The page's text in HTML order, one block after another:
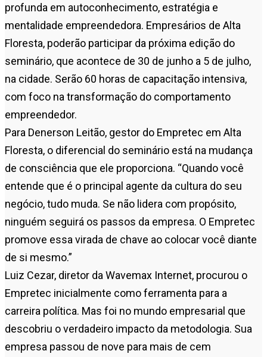
profunda em autoconhecimento, estratégia e
mentalidade empreendedora. Empresários de Alta
Floresta, poderão participar da próxima edição do
seminário, que acontece de 30 de junho a 5 de julho,
na cidade. Serão 60 horas de capacitação intensiva,
com foco na transformação do comportamento
empreendedor.
Para Denerson Leitão, gestor do Empretec em Alta
Floresta, o diferencial do seminário está na mudança
de consciência que ele proporciona. “Quando você
entende que é o principal agente da cultura do seu
negócio, tudo muda. Se não lidera com propósito,
ninguém seguirá os passos da empresa. O Empretec
promove essa virada de chave ao colocar você diante
de si mesmo.”
Luiz Cezar, diretor da Wavemax Internet, procurou o
Empretec inicialmente como ferramenta para a
carreira política. Mas foi no mundo empresarial que
descobriu o verdadeiro impacto da metodologia. Sua
empresa passou de nove para mais de cem